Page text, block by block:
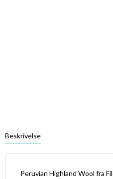
Beskrivelse
Peruvian Highland Wool fra